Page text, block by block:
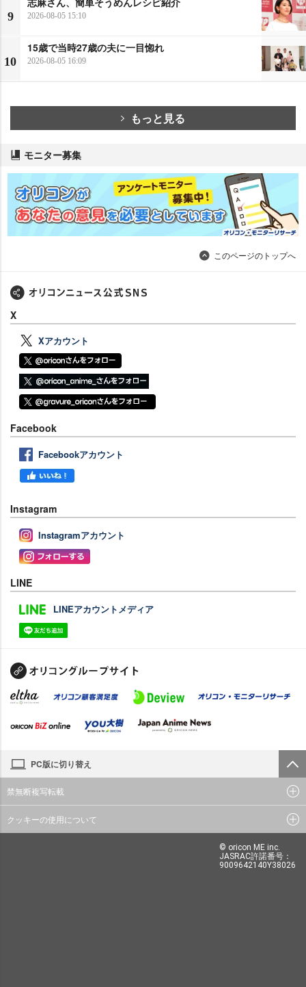
9 2026-08-05 15:10
10
15歳で当時27歳の夫に一目惚れ
2026-08-05 16:09
もっと見る
モニター募集
このページのトップへ
X
Xアカウント
Facebook
Facebookアカウント
Instagram
Instagramアカウント
LINE
LINEアカウントメディア
PC版に切り替え
禁無断複写転載
クッキーの使用について
© oricon ME inc.
JASRAC許諾番号：
9009642140Y38026